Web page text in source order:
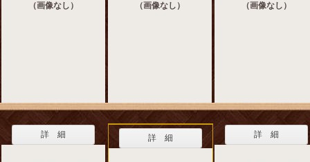
（画像なし） （画像なし） （画像なし）
詳 細 詳 細 詳 細